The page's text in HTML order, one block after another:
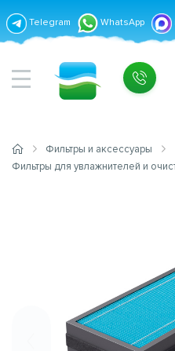
Telegram WhatsApp
Фильтры и аксессуары
Фильтры для увлажнителей и